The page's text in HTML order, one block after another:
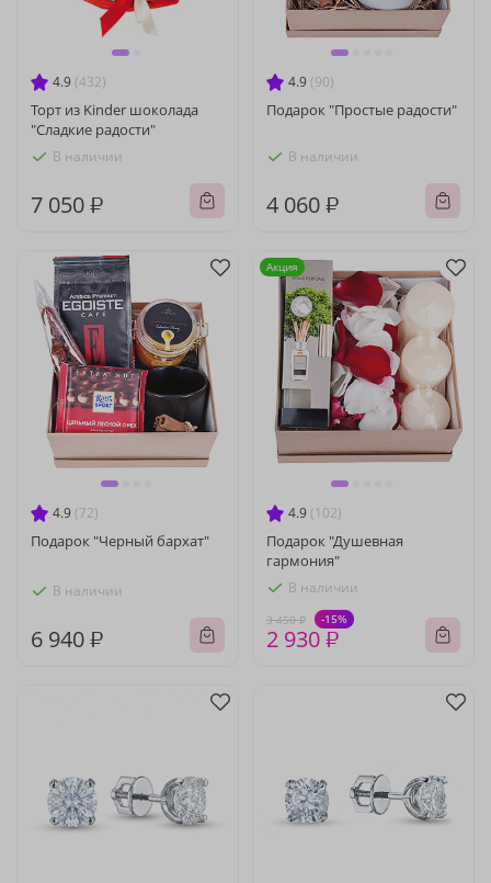
4.9 (432)
Торт из Kinder шоколада
"Сладкие радости"
В наличии
7 050 ₽
4.9 (90)
Подарок "Простые радости"
В наличии
4 060 ₽
4.9 (72)
Подарок "Черный бархат"
В наличии
6 940 ₽
4.9 (102)
Подарок "Душевная
гармония"
В наличии
3 450 ₽ -15%
2 930 ₽
Акция